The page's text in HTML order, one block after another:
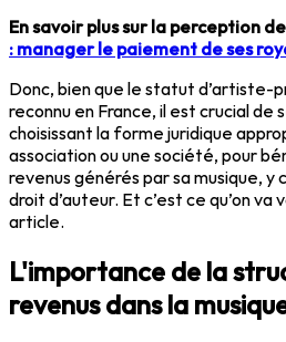
En savoir plus sur la perception
: manager le paiement de ses
Donc, bien que le statut d’artiste-
reconnu en France, il est crucial de
choisissant la forme juridique
association ou une société, pour
revenus générés par sa musique, y
droit d’auteur. Et c’est ce qu’on va
article.
L'importance de la
revenus dans la